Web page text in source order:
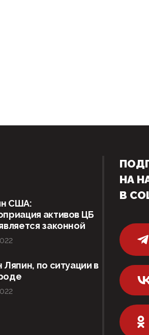
США:
активов ЦБ
законной
Ляпин, по ситуации в
НА
В